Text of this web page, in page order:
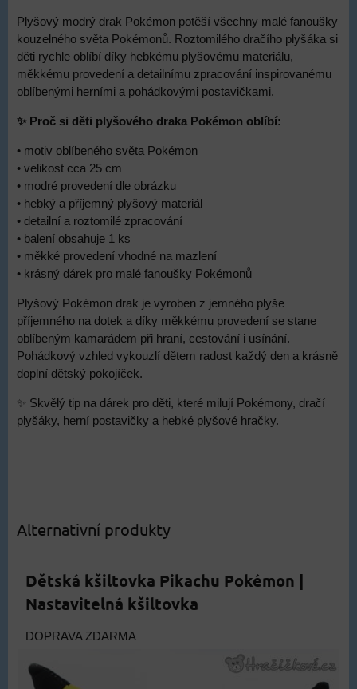
Plyšový modrý drak Pokémon potěší všechny malé fanoušky
kouzelného světa Pokémonů. Roztomilého dračího plyšáka si
děti rychle oblíbí díky hebkému plyšovému materiálu,
měkkému provedení a detailnímu zpracování inspirovanému
oblíbenými herními a pohádkovými postavičkami.
✨ Proč si děti plyšového draka Pokémon oblíbí:
• motiv oblíbeného světa Pokémon
• velikost cca 25 cm
• modré provedení dle obrázku
• hebký a příjemný plyšový materiál
• detailní a roztomilé zpracování
• balení obsahuje 1 ks
• měkké provedení vhodné na mazlení
• krásný dárek pro malé fanoušky Pokémonů
Plyšový Pokémon drak je vyroben z jemného plyše
příjemného na dotek a díky měkkému provedení se stane
oblíbeným kamarádem při hraní, cestování i usínání.
Pohádkový vzhled vykouzlí dětem radost každý den a krásně
doplní dětský pokojíček.
✨ Skvělý tip na dárek pro děti, které milují Pokémony, dračí
plyšáky, herní postavičky a hebké plyšové hračky.
Alternativní produkty
Dětská kšiltovka Pikachu Pokémon |
Nastavitelná kšiltovka
DOPRAVA ZDARMA